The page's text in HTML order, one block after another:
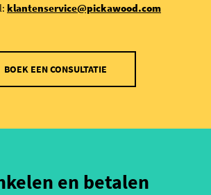
klantenservice@pickawood.com
BOEK EEN CONSULTATIE
en betalen